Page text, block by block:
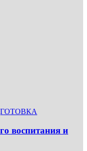
воспитания и